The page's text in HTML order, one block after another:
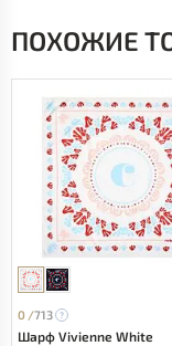
ПОХОЖИЕ
0 /713
Шарф Vivienne White